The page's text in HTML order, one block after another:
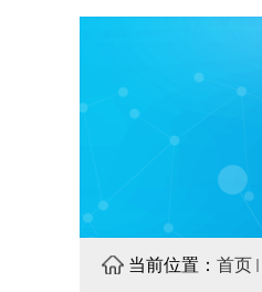
当前位置： 首页